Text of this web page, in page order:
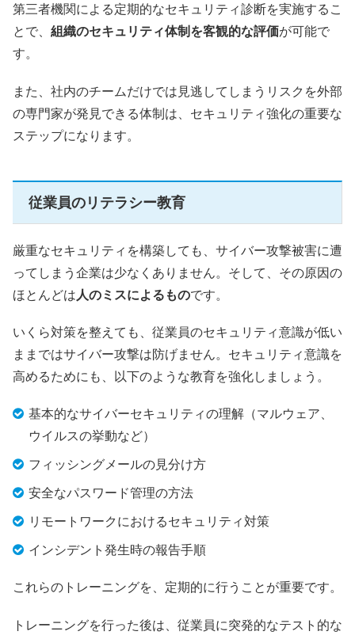
第三者機関による定期的なセキュリティ診断を実施するこ
とで、 組織のセキュリティ体制を客観的な評価が可能で
す。
また、社内のチームだけでは見逃してしまうリスクを外部
の専門家が発見できる体制は、セキュリティ強化の重要な
ステップになります。
従業員のリテラシー教育
厳重なセキュリティを構築しても、サイバー攻撃被害に遭
ってしまう企業は少なくありません。そして、その原因の
ほとんどは 人のミスによるものです。
いくら対策を整えても、従業員のセキュリティ意識が低い
ままではサイバー攻撃は防げません。セキュリティ意識を
高めるためにも、以下のような教育を強化しましょう。
基本的なサイバーセキュリティの理解（マルウェア、
ウイルスの挙動など）
フィッシングメールの見分け方
安全なパスワード管理の方法
リモートワークにおけるセキュリティ対策
インシデント発生時の報告手順
これらのトレーニングを、定期的に行うことが重要です。
トレーニングを行った後は、従業員に突発的なテスト的な